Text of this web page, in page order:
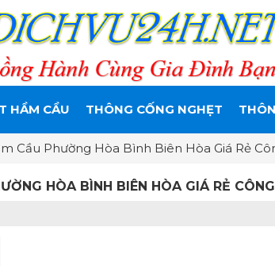
HẦM CẦU THÔNG CỐNG NGHẸT
Cầu Phường Hòa Bình Biên Hòa Giá Rẻ
HÒA BÌNH BIÊN HÒA GIÁ RẺ